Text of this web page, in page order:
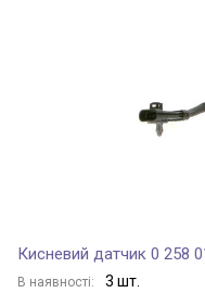
Кисневий датчик 0 258
В наявності: 3 шт.